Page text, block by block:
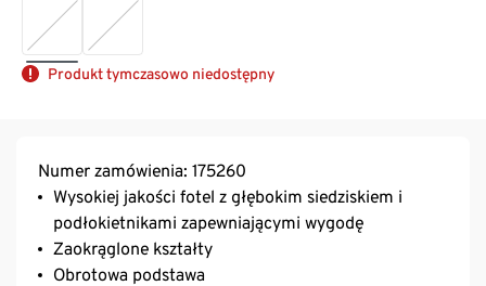
Produkt tymczasowo niedostępny
Numer zamówienia: 175260
Wysokiej jakości fotel z głębokim siedziskiem i
podłokietnikami zapewniającymi wygodę
Zaokrąglone kształty
Obrotowa podstawa